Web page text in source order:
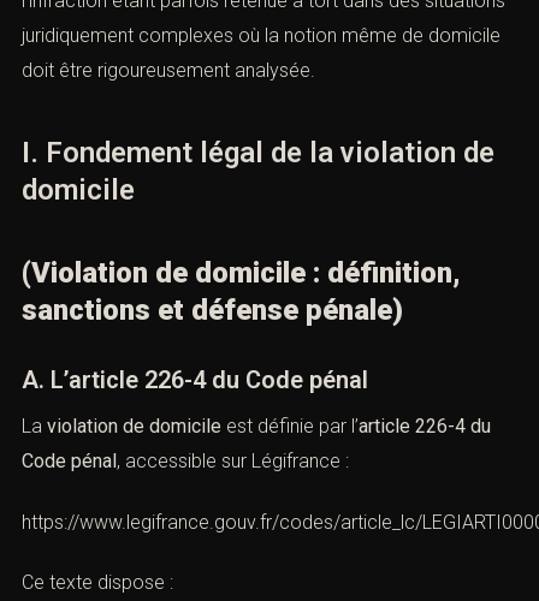
l’infraction étant parfois retenue à tort dans des
situations juridiquement complexes où la notion même
I. Fondement légal de la violation de
(Violation de domicile : définition,
A. L’article 226-4 du Code pénal
Laviolation de domicile est définie par l’